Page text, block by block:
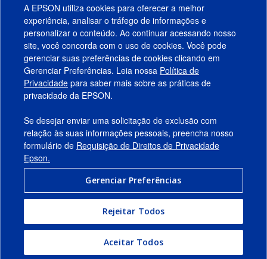
Produtos
Suporte
Links Sugeridos
Empresa
Conecte-se com a Epson
Termos de Uso
A EPSON utiliza cookies para oferecer a melhor
experiência, analisar o tráfego de informações e
personalizar o conteúdo. Ao continuar acessando nosso
site, você concorda com o uso de cookies. Você pode
gerenciar suas preferências de cookies clicando em
Gerenciar Preferências. Leia nossa Política de
Privacidade para saber mais sobre as práticas de
privacidade da EPSON.
Se desejar enviar uma solicitação de exclusão com
relação às suas informações pessoais, preencha nosso
formulário de Requisição de Direitos de Privacidade
Epson.
Gerenciar Preferências
Rejeitar Todos
Aceitar Todos